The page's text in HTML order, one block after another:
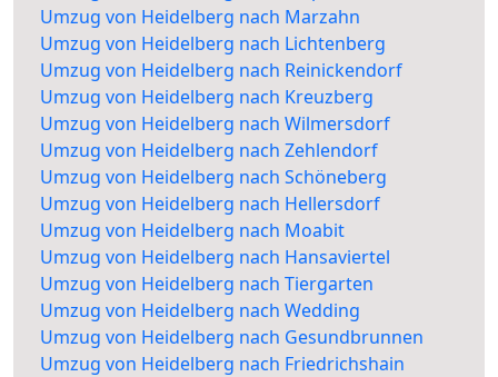
Umzug von Heidelberg nach Marzahn
Umzug von Heidelberg nach Lichtenberg
Umzug von Heidelberg nach Reinickendorf
Umzug von Heidelberg nach Kreuzberg
Umzug von Heidelberg nach Wilmersdorf
Umzug von Heidelberg nach Zehlendorf
Umzug von Heidelberg nach Schöneberg
Umzug von Heidelberg nach Hellersdorf
Umzug von Heidelberg nach Moabit
Umzug von Heidelberg nach Hansaviertel
Umzug von Heidelberg nach Tiergarten
Umzug von Heidelberg nach Wedding
Umzug von Heidelberg nach Gesundbrunnen
Umzug von Heidelberg nach Friedrichshain